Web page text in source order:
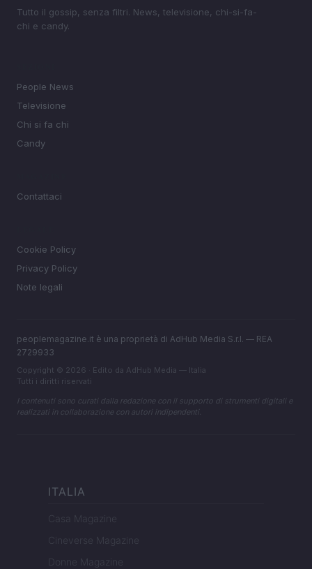
Tutto il gossip, senza filtri. News, televisione, chi-si-fa-
chi e candy.
People News
Televisione
Chi si fa chi
Candy
Contattaci
Cookie Policy
Privacy Policy
Note legali
peoplemagazine.it è una proprietà di AdHub Media S.r.l. — REA
2729933
Copyright © 2026 · Edito da AdHub Media — Italia
Tutti i diritti riservati
I contenuti sono curati dalla redazione con il supporto di strumenti digitali e
realizzati in collaborazione con autori indipendenti.
ITALIA
Casa Magazine
Cineverse Magazine
Donne Magazine